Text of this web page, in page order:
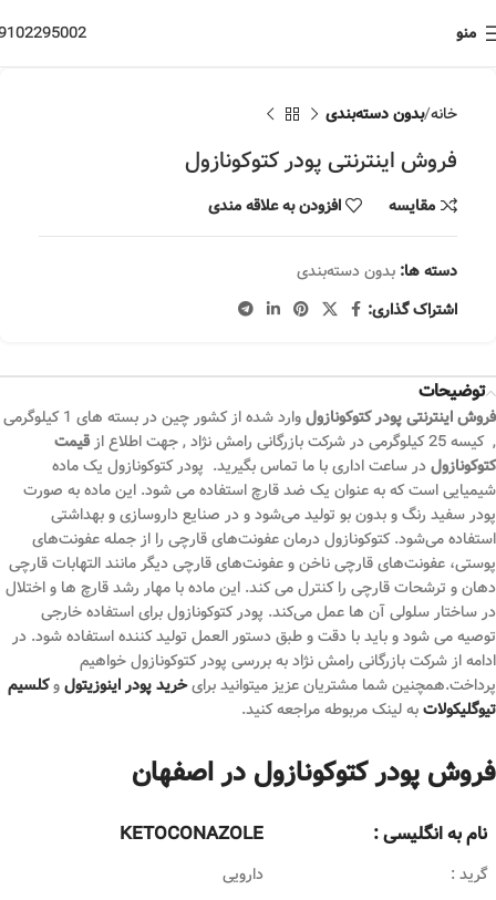
منو
خانه بدون دسته‌بندی
فروش اینترنتی پودر کتوکونازول
مقایسه افزودن به علاقه مندی
دسته ها: بدون دسته‌بندی
اشتراک گذاری:
توضیحات
فروش اینترنتی پودر کتوکونازول
وارد شده از کشور چین در بسته های 1 کیلوگرمی
, کیسه 25 کیلوگرمی در شرکت بازرگانی رامش نژاد , جهت اطلاع از
قیمت
کتوکونازولدر ساعت اداری با ما تماس بگیرید. پودر کتوکونازول یک ماده
شیمیایی است که به عنوان یک ضد قارچ استفاده می‌ شود. این ماده به صورت
پودر سفید رنگ و بدون بو تولید می‌شود و در صنایع داروسازی و بهداشتی
استفاده می‌شود. کتوکونازول درمان عفونت‌های قارچی را از جمله عفونت‌های
پوستی، عفونت‌های قارچی ناخن و عفونت‌های قارچی دیگر مانند التهابات قارچی
دهان و ترشحات قارچی را کنترل می‌ کند. این ماده با مهار رشد قارچ ‌ها و اختلال
در ساختار سلولی آن‌ ها عمل می‌کند. پودر کتوکونازول برای استفاده خارجی
توصیه می ‌شود و باید با دقت و طبق دستور العمل تولید کننده استفاده شود. در
ادامه از شرکت بازرگانی رامش نژاد به بررسی پودر کتوکونازول خواهیم
پرداخت.همچنین شما مشتریان عزیز میتوانید برایخرید پودر اینوزیتولوکلسیم
تیوگلیکولاتبه لینک مربوطه مراجعه کنید.
فروش پودر کتوکونازول در اصفهان
نام به انگلیسی : KETOCONAZOLE
گرید :
دارویی